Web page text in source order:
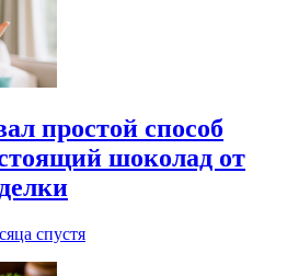
простой способ
шоколад от
спустя